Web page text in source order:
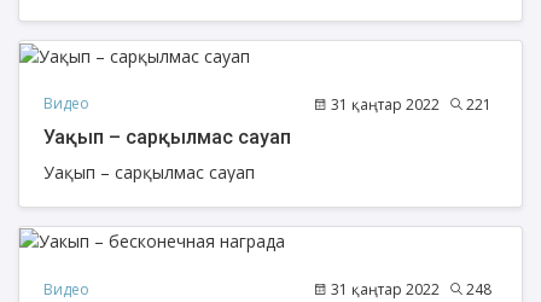
Видео 31 қаңтар 2022 221
Уақып – сарқылмас сауап
Уақып – сарқылмас сауап
Видео 31 қаңтар 2022 248